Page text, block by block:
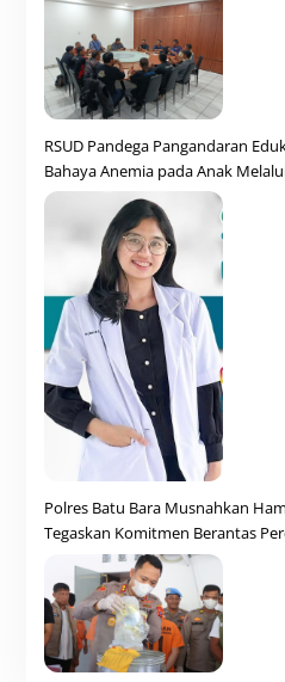
RSUD Pandega Pangandaran
Bahaya Anemia pada Anak
Polres Batu Bara Musnahkan
Tegaskan Komitmen Berantas